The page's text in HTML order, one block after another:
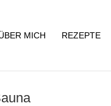
MICH REZEPTE